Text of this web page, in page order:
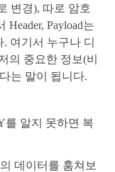
변경), 따로 암호
Payload는
여기서 누구나 디
의 중요한 정보(비
는 말이 됩니다.
를 알지 못하면 복
데이터를 훔쳐보